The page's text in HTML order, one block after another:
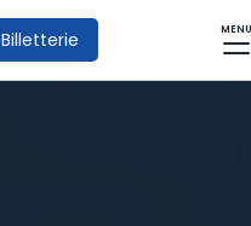
Billetterie MENU